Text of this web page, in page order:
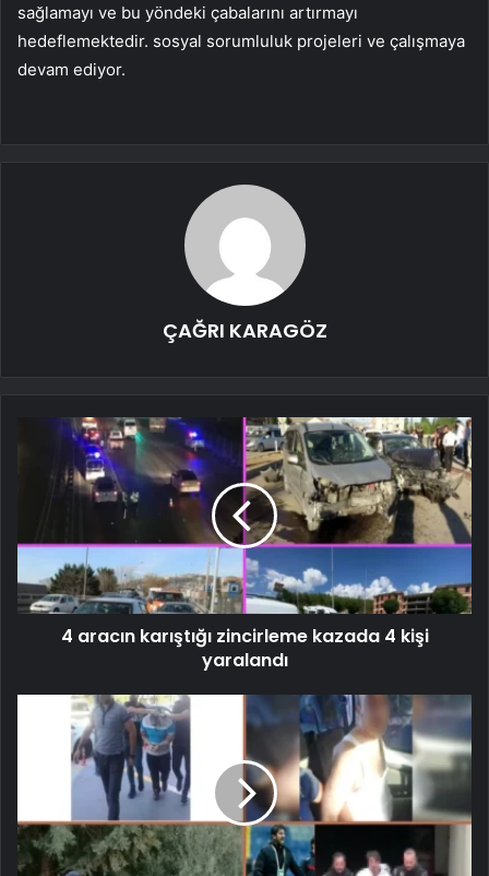
sağlamayı ve bu yöndeki çabalarını artırmayı
hedeflemektedir. sosyal sorumluluk projeleri ve çalışmaya
devam ediyor.
ÇAĞRI KARAGÖZ
4 aracın karıştığı zincirleme kazada 4 kişi
yaralandı